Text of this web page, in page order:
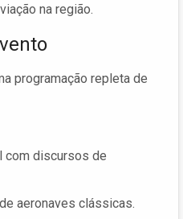
na região.
programação repleta de
com discursos de
aeronaves clássicas.